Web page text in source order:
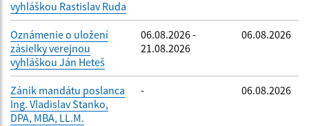
vyhláškou Rastislav Ruda
Oznámenie o uložení
zásielky verejnou
vyhláškou Ján Heteš
06.08.2026 -
21.08.2026
06.08.2026
Zánik mandátu poslanca
Ing. Vladislav Stanko,
DPA, MBA, LL.M.
- 06.08.2026